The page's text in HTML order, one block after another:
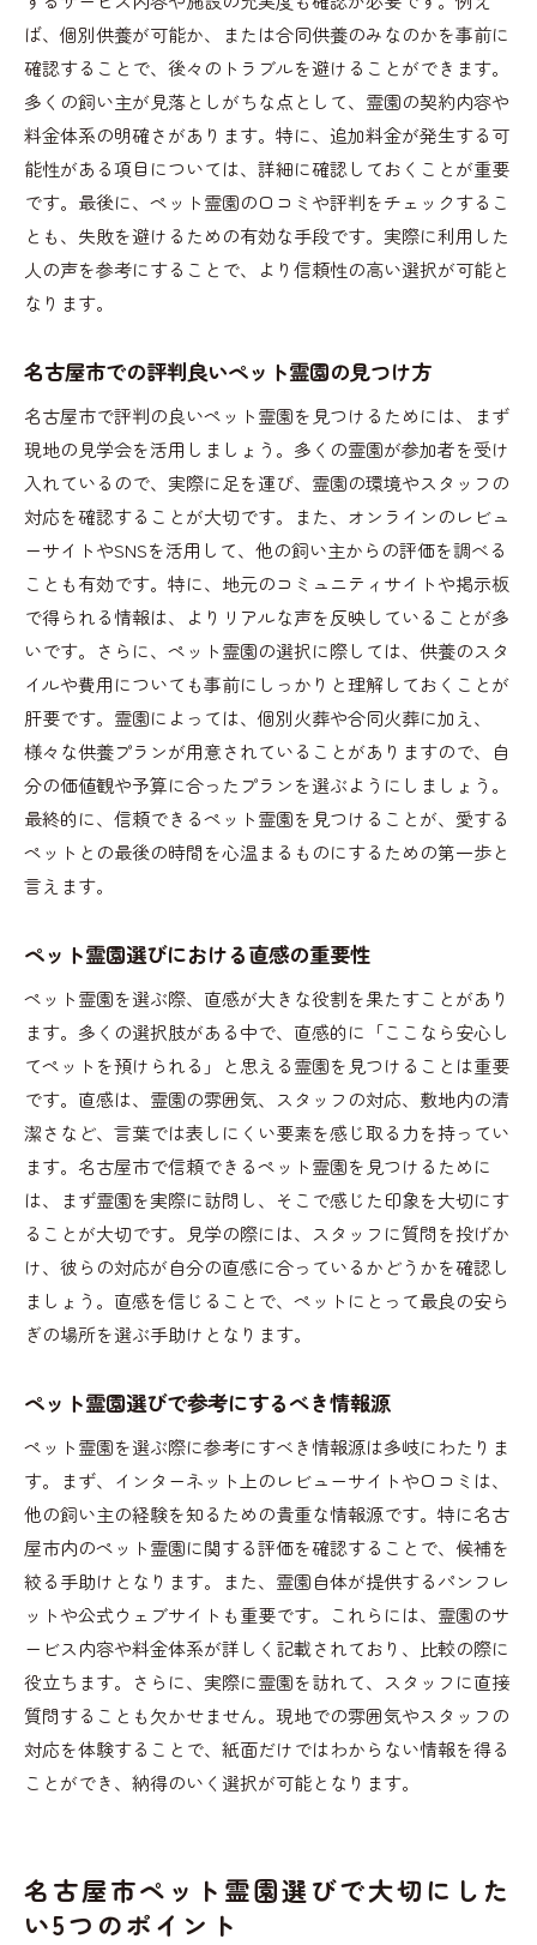
ば、個別供養が可能か、または合同供養のみなのかを事前に
確認することで、後々のトラブルを避けることができます。
多くの飼い主が見落としがちな点として、霊園の契約内容や
料金体系の明確さがあります。特に、追加料金が発生する可
能性がある項目については、詳細に確認しておくことが重要
です。最後に、ペット霊園の口コミや評判をチェックするこ
とも、失敗を避けるための有効な手段です。実際に利用した
人の声を参考にすることで、より信頼性の高い選択が可能と
なります。
名古屋市での評判良いペット霊園の見つけ方
名古屋市で評判の良いペット霊園を見つけるためには、まず
現地の見学会を活用しましょう。多くの霊園が参加者を受け
入れているので、実際に足を運び、霊園の環境やスタッフの
対応を確認することが大切です。また、オンラインのレビュ
ーサイトやSNSを活用して、他の飼い主からの評価を調べる
ことも有効です。特に、地元のコミュニティサイトや掲示板
で得られる情報は、よりリアルな声を反映していることが多
いです。さらに、ペット霊園の選択に際しては、供養のスタ
イルや費用についても事前にしっかりと理解しておくことが
肝要です。霊園によっては、個別火葬や合同火葬に加え、
様々な供養プランが用意されていることがありますので、自
分の価値観や予算に合ったプランを選ぶようにしましょう。
最終的に、信頼できるペット霊園を見つけることが、愛する
ペットとの最後の時間を心温まるものにするための第一歩と
言えます。
ペット霊園選びにおける直感の重要性
ペット霊園を選ぶ際、直感が大きな役割を果たすことがあり
ます。多くの選択肢がある中で、直感的に「ここなら安心し
てペットを預けられる」と思える霊園を見つけることは重要
です。直感は、霊園の雰囲気、スタッフの対応、敷地内の清
潔さなど、言葉では表しにくい要素を感じ取る力を持ってい
ます。名古屋市で信頼できるペット霊園を見つけるために
は、まず霊園を実際に訪問し、そこで感じた印象を大切にす
ることが大切です。見学の際には、スタッフに質問を投げか
け、彼らの対応が自分の直感に合っているかどうかを確認し
ましょう。直感を信じることで、ペットにとって最良の安ら
ぎの場所を選ぶ手助けとなります。
ペット霊園選びで参考にするべき情報源
ペット霊園を選ぶ際に参考にすべき情報源は多岐にわたりま
す。まず、インターネット上のレビューサイトや口コミは、
他の飼い主の経験を知るための貴重な情報源です。特に名古
屋市内のペット霊園に関する評価を確認することで、候補を
絞る手助けとなります。また、霊園自体が提供するパンフレ
ットや公式ウェブサイトも重要です。これらには、霊園のサ
ービス内容や料金体系が詳しく記載されており、比較の際に
役立ちます。さらに、実際に霊園を訪れて、スタッフに直接
質問することも欠かせません。現地での雰囲気やスタッフの
対応を体験することで、紙面だけではわからない情報を得る
ことができ、納得のいく選択が可能となります。
名古屋市ペット霊園選びで大切にした
い5つのポイント